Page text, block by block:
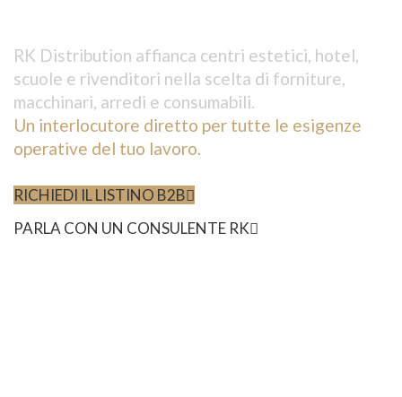
RK Distribution affianca centri estetici, hotel,
scuole e rivenditori nella scelta di forniture,
macchinari, arredi e consumabili.
Un interlocutore diretto per tutte le esigenze
operative del tuo lavoro.
RICHIEDI IL LISTINO B2B
PARLA CON UN CONSULENTE RK